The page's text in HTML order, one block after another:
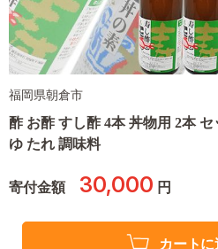
福岡県朝倉市
酢 お酢 すし酢 4本 丼物用 2本
ゆ たれ 調味料
寄付金額 30,000 円
カート